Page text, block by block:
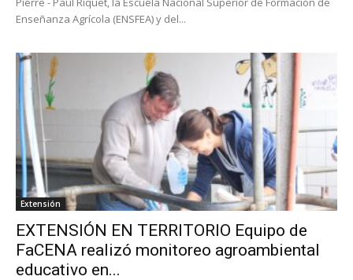
Enseñanza Agrícola (ENSFEA) y del...
Extensión
EXTENSIÓN EN TERRITORIO Equipo de
FaCENA realizó monitoreo agroambiental
educativo en...